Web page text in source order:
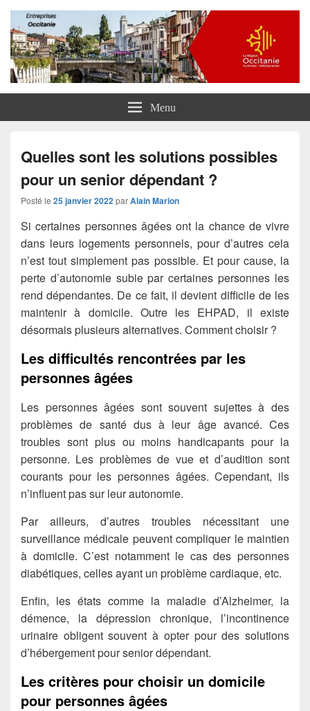
Entreprises Occitanie
Menu
Quelles sont les solutions possibles
pour un senior dépendant ?
Posté le 25 janvier 2022 parAlain Marion
Si certaines personnes âgées ont la chance de vivre
dans leurs logements personnels, pour d’autres cela
n’est tout simplement pas possible. Et pour cause, la
perte d’autonomie subie par certaines personnes les
rend dépendantes. De ce fait, il devient difficile de les
maintenir à domicile. Outre les EHPAD, il existe
désormais plusieurs alternatives. Comment choisir ?
Les difficultés rencontrées par les
personnes âgées
Les personnes âgées sont souvent sujettes à des
problèmes de santé dus à leur âge avancé. Ces
troubles sont plus ou moins handicapants pour la
personne. Les problèmes de vue et d’audition sont
courants pour les personnes âgées. Cependant, ils
n’influent pas sur leur autonomie.
Par ailleurs, d’autres troubles nécessitant une
surveillance médicale peuvent compliquer le maintien
à domicile. C’est notamment le cas des personnes
diabétiques, celles ayant un problème cardiaque, etc.
Enfin, les états comme la maladie d’Alzheimer, la
démence, la dépression chronique, l’incontinence
urinaire obligent souvent à opter pour des solutions
d’hébergement pour senior dépendant.
Les critères pour choisir un domicile
pour personnes âgées